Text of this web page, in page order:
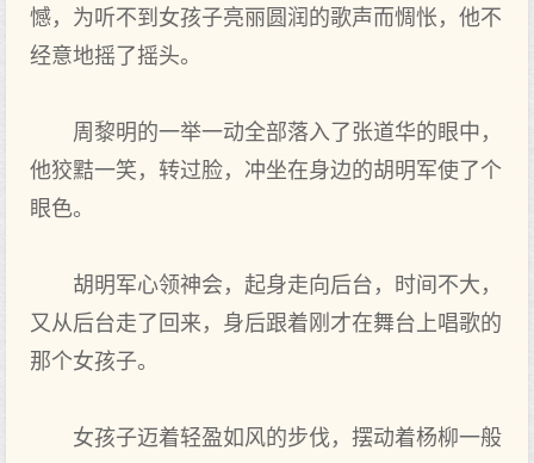
憾，为听不到女孩子亮丽圆润的歌声而惆怅，他不
经意地摇了摇头。
周黎明的一举一动全部落入了张道华的眼中，
他狡黠一笑，转过脸，冲坐在身边的胡明军使了个
眼色。
胡明军心领神会，起身走向后台，时间不大，
又从后台走了回来，身后跟着刚才在舞台上唱歌的
那个女孩子。
女孩子迈着轻盈如风的步伐，摆动着杨柳一般